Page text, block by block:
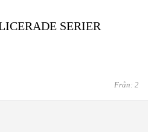
SERIER
Från: 2